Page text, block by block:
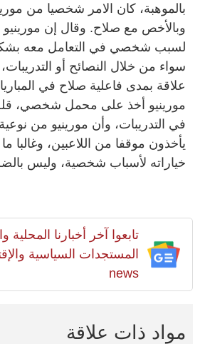
بالموهبة، كان الامر شخصيا من
وبالأخص مع صلاح. وقال إن مورينيو
لسبب شخصي في التعامل معه
سواء من خلال النصائح أو
علاقة بمدى فاعلية صلاح في
مورينيو أخذ على محمل شخصي،
في التدريبات، وأن مورينيو من
يأخذون موقفا من اللاعبين، وغالبا
خياراته لأسباب شخصية، وليس
تابعوا آخر أخبارنا المحلية
news
مواد ذات علاقة